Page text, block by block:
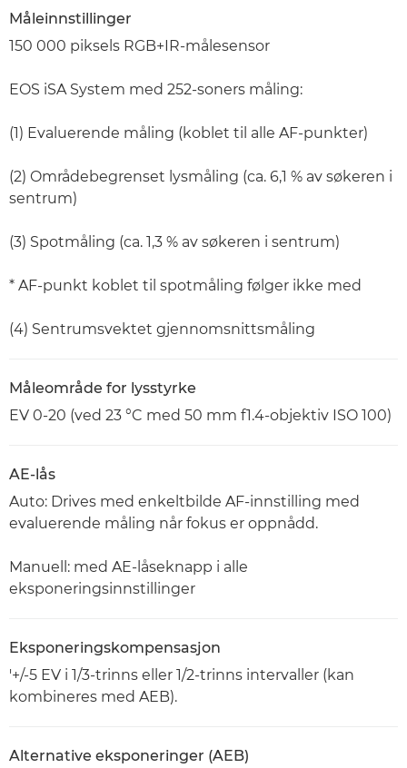
Måleinnstillinger
150 000 piksels RGB+IR-målesensor
EOS iSA System med 252-soners måling:
(1) Evaluerende måling (koblet til alle AF-punkter)
(2) Områdebegrenset lysmåling (ca. 6,1 % av søkeren i
sentrum)
(3) Spotmåling (ca. 1,3 % av søkeren i sentrum)
* AF-punkt koblet til spotmåling følger ikke med
(4) Sentrumsvektet gjennomsnittsmåling
Måleområde for lysstyrke
EV 0-20 (ved 23 °C med 50 mm f1.4-objektiv ISO 100)
AE-lås
Auto: Drives med enkeltbilde AF-innstilling med
evaluerende måling når fokus er oppnådd.
Manuell: med AE-låseknapp i alle
eksponeringsinnstillinger
Eksponeringskompensasjon
'+/-5 EV i 1/3-trinns eller 1/2-trinns intervaller (kan
kombineres med AEB).
Alternative eksponeringer (AEB)